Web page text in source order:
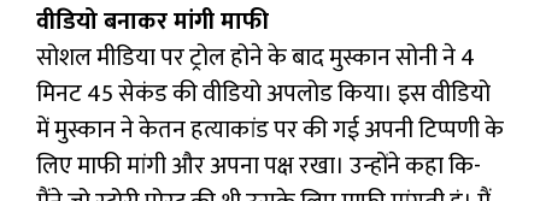
वीडियो बनाकर मांगी माफी
सोशल मीडिया पर ट्रोल होने के बाद मुस्कान सोनी ने 4
मिनट 45 सेकंड की वीडियो अपलोड किया। इस वीडियो
में मुस्कान ने केतन हत्याकांड पर की गई अपनी टिप्पणी के
लिए माफी मांगी और अपना पक्ष रखा। उन्होंने कहा कि-